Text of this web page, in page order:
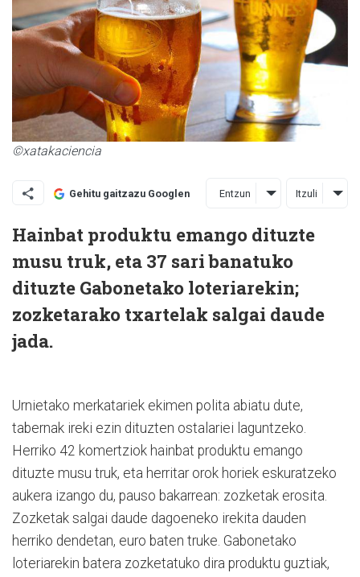
©xatakaciencia
Gehitu gaitzazu Googlen Entzun Itzuli
Hainbat produktu emango dituzte
musu truk, eta 37 sari banatuko
dituzte Gabonetako loteriarekin;
zozketarako txartelak salgai daude
jada.
Urnietako merkatariek ekimen polita abiatu dute,
tabernak ireki ezin dituzten ostalariei laguntzeko.
Herriko 42 komertziok hainbat produktu emango
dituzte musu truk, eta herritar orok horiek eskuratzeko
aukera izango du, pauso bakarrean: zozketak erosita.
Zozketak salgai daude dagoeneko irekita dauden
herriko dendetan, euro baten truke. Gabonetako
loteriarekin batera zozketatuko dira produktu guztiak,